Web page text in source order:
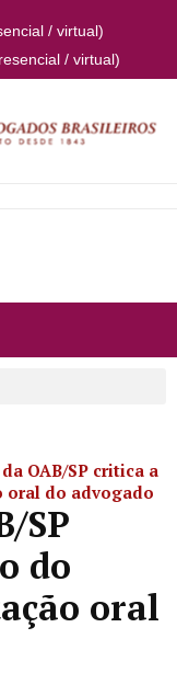
/ virtual)
/ virtual)
OAB/SP critica a
oral do advogado
SP
do
oral